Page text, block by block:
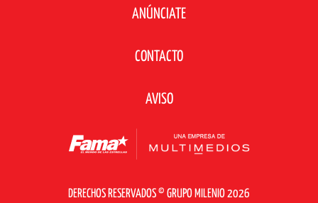
ANÚNCIATE
CONTACTO
AVISO
DERECHOS RESERVADOS © GRUPO MILENIO 2026